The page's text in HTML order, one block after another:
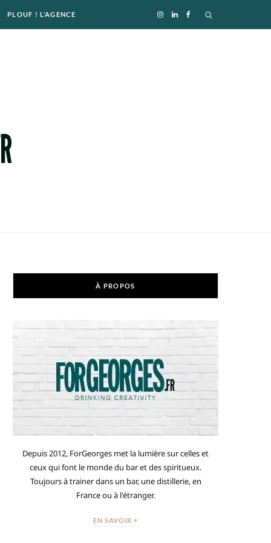
I L
PLOUF ! L’AGENCE
À PROPOS
Depuis 2012, ForGeorges met la lumière sur celles et
ceux qui font le monde du bar et des spiritueux.
Toujours à trainer dans un bar, une distillerie, en
France ou à l'étranger.
EN SAVOIR +